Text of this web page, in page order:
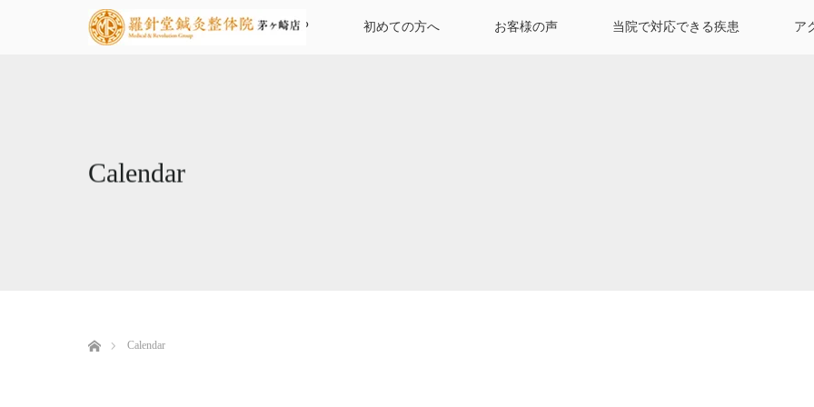
TOP 初めての方へ お客様の声 当院で対応できる疾患 ア
Calendar
Calendar